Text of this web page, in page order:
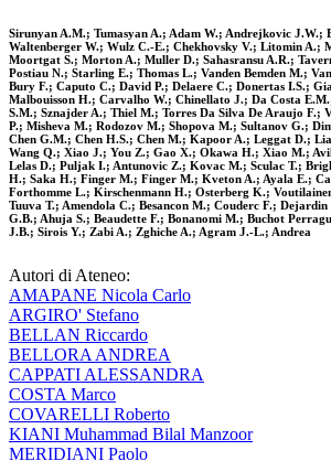
Sirunyan A.M.; Tumasyan A.; Adam W.; Andrejkovic
Waltenberger W.; Wulz C.-E.; Chekhovsky V.; Litomin A.;
Moortgat S.; Morton A.; Muller D.; Sahasransu A.R.;
Postiau N.; Starling E.; Thomas L.; Vanden Bemden M.;
Bury F.; Caputo C.; David P.; Delaere C.; Donertas I.S.;
Malbouisson H.; Carvalho W.; Chinellato J.; Da Costa
S.M.; Sznajder A.; Thiel M.; Torres Da Silva De Araujo F.;
P.; Misheva M.; Rodozov M.; Shopova M.; Sultanov G.;
Chen G.M.; Chen H.S.; Chen M.; Kapoor A.; Leggat D.;
Wang Q.; Xiao J.; You Z.; Gao X.; Okawa H.; Xiao M.;
Lelas D.; Puljak I.; Antunovic Z.; Kovac M.; Sculac T.;
H.; Saka H.; Finger M.; Finger M.; Kveton A.; Ayala E.;
Forthomme L.; Kirschenmann H.; Osterberg K.;
Tuuva T.; Amendola C.; Besancon M.; Couderc F.;
G.B.; Ahuja S.; Beaudette F.; Bonanomi M.; Buchot
J.B.; Sirois Y.; Zabi A.; Zghiche A.; Agram J.-L.; Andrea
Autori di Ateneo:
AMAPANE Nicola Carlo
ARGIRO' Stefano
BELLAN Riccardo
BELLORA ANDREA
CAPPATI ALESSANDRA
COSTA Marco
COVARELLI Roberto
KIANI Muhammad Bilal Manzoor
MERIDIANI Paolo